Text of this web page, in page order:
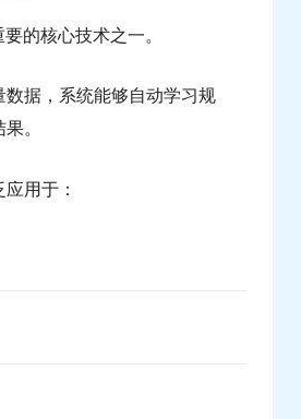
的核心技术之一。
数据，系统能够自动学习规
。
用于：